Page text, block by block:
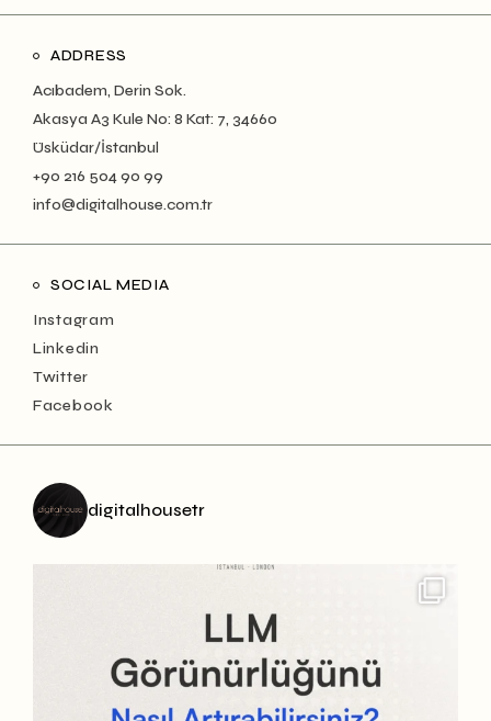
ADDRESS
Acıbadem, Derin Sok.
Akasya A3 Kule No: 8 Kat: 7, 34660
Üsküdar/İstanbul
+90 216 504 90 99
info@digitalhouse.com.tr
SOCIAL MEDIA
Instagram
Linkedin
Twitter
Facebook
digitalhousetr